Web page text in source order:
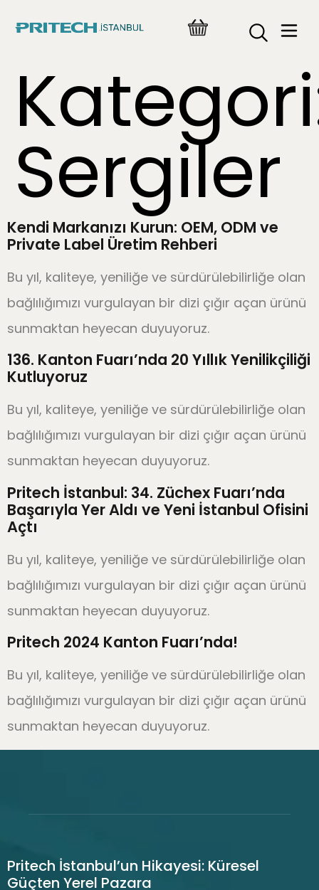
Sergiler
Kendi Markanızı Kurun: OEM, ODM ve
Private Label Üretim Rehberi
Bu yıl, kaliteye, yeniliğe ve sürdürülebilirliğe olan
bağlılığımızı vurgulayan bir dizi çığır açan ürünü
sunmaktan heyecan duyuyoruz.
136. Kanton Fuarı’nda 20 Yıllık Yenilikçiliği
Kutluyoruz
Bu yıl, kaliteye, yeniliğe ve sürdürülebilirliğe olan
bağlılığımızı vurgulayan bir dizi çığır açan ürünü
sunmaktan heyecan duyuyoruz.
Pritech İstanbul: 34. Züchex Fuarı’nda
Başarıyla Yer Aldı ve Yeni İstanbul Ofisini
Açtı
Bu yıl, kaliteye, yeniliğe ve sürdürülebilirliğe olan
bağlılığımızı vurgulayan bir dizi çığır açan ürünü
sunmaktan heyecan duyuyoruz.
Pritech 2024 Kanton Fuarı’nda!
Bu yıl, kaliteye, yeniliğe ve sürdürülebilirliğe olan
bağlılığımızı vurgulayan bir dizi çığır açan ürünü
sunmaktan heyecan duyuyoruz.
Pritech İstanbul’un Hikayesi: Küresel
Güçten Yerel Pazara